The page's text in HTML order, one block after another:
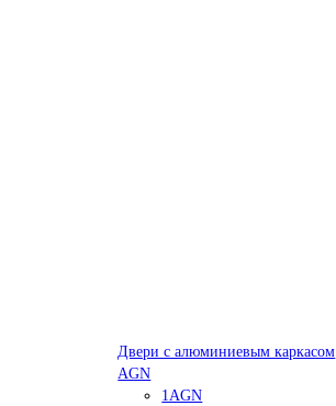
Двери с алюминиевым каркасом
AGN
1AGN